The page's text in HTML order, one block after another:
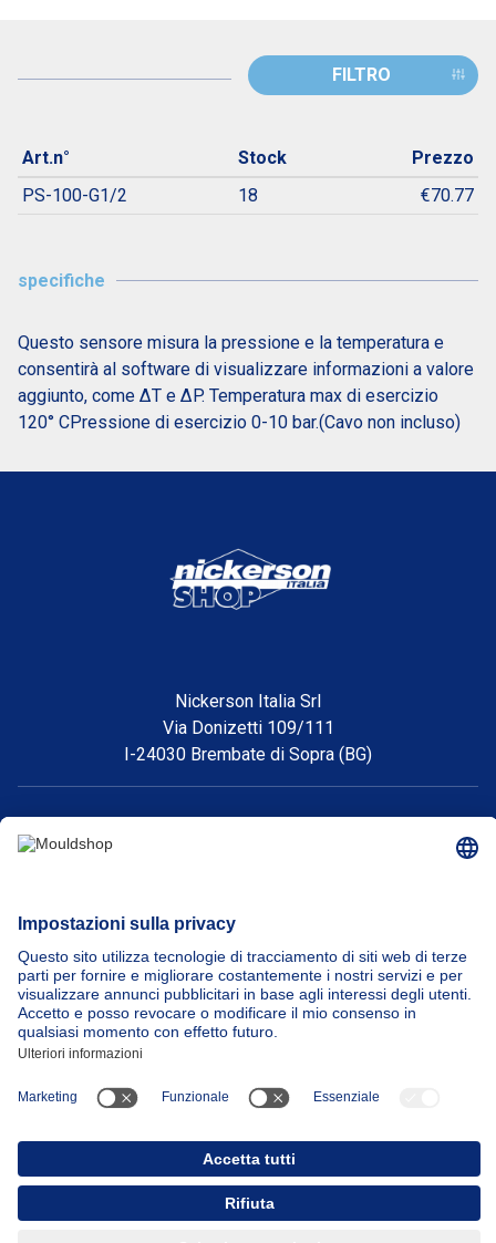
FILTRO
Art.n° Stock
Prezzo
PS-100-G1/2
18 €70.77
specifiche
Questo sensore misura la pressione e la temperatura e
consentirà al software di visualizzare informazioni a valore
aggiunto, come ΔT e ΔP. Temperatura max di esercizio
120° CPressione di esercizio 0-10 bar.(Cavo non incluso)
Nickerson Italia Srl
Via Donizetti 109/111
I-24030 Brembate di Sopra (BG)
ISCRIVITI ALLA NOSTRA NEWSLETTER